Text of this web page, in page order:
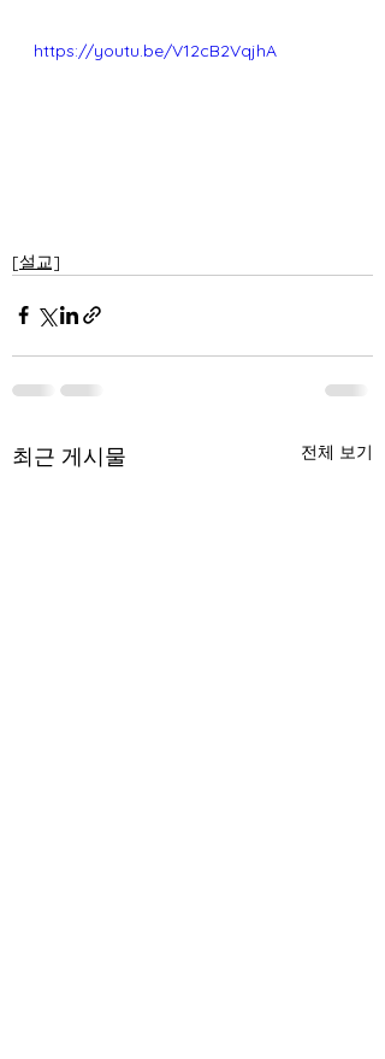
https://youtu.be/V12cB2VqjhA
[설교]
최근 게시물 전체 보기